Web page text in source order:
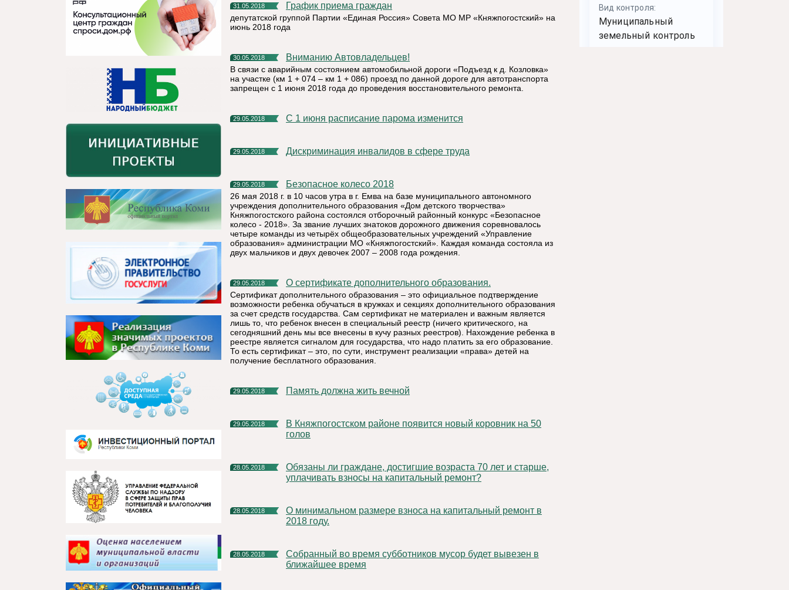
31.05.2018 График приема граждан
депутатской группой Партии «Единая Россия» Совета МО МР «Княжпогостский» на
июнь 2018 года
30.05.2018 Вниманию Автовладельцев!
В связи с аварийным состоянием автомобильной дороги «Подъезд к д. Козловка»
на участке (км 1 + 074 – км 1 + 086) проезд по данной дороге для автотранспорта
запрещен с 1 июня 2018 года до проведения восстановительного ремонта.
29.05.2018 С 1 июня расписание парома изменится
29.05.2018 Дискриминация инвалидов в сфере труда
29.05.2018 Безопасное колесо 2018
26 мая 2018 г. в 10 часов утра в г. Емва на базе муниципального автономного
учреждения дополнительного образования «Дом детского творчества»
Княжпогостского района состоялся отборочный районный конкурс «Безопасное
колесо - 2018». За звание лучших знатоков дорожного движения соревновалось
четыре команды из четырёх общеобразовательных учреждений «Управление
образования» администрации МО «Княжпогостский». Каждая команда состояла из
двух мальчиков и двух девочек 2007 – 2008 года рождения.
29.05.2018 О сертификате дополнительного образования.
Сертификат дополнительного образования – это официальное подтверждение
возможности ребенка обучаться в кружках и секциях дополнительного образования
за счет средств государства. Сам сертификат не материален и важным является
лишь то, что ребенок внесен в специальный реестр (ничего критического, на
сегодняшний день мы все внесены в кучу разных реестров). Нахождение ребенка в
реестре является сигналом для государства, что надо платить за его образование.
То есть сертификат – это, по сути, инструмент реализации «права» детей на
получение бесплатного образования.
29.05.2018 Память должна жить вечной
29.05.2018
В Княжпогостском районе появится новый коровник на 50
голов
28.05.2018
Обязаны ли граждане, достигшие возраста 70 лет и старше,
уплачивать взносы на капитальный ремонт?
28.05.2018
О минимальном размере взноса на капитальный ремонт в
2018 году.
28.05.2018
Собранный во время субботников мусор будет вывезен в
ближайшее время